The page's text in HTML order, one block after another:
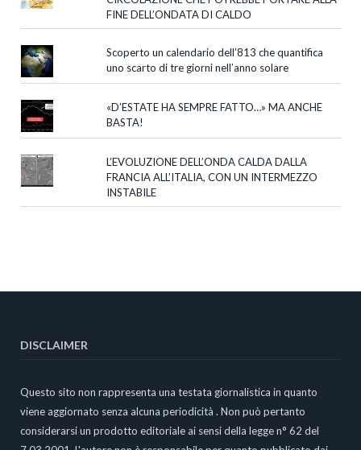
FINE DELL’ONDATA DI CALDO
Scoperto un calendario dell’813 che quantifica
uno scarto di tre giorni nell’anno solare
«D’ESTATE HA SEMPRE FATTO…» MA ANCHE
BASTA!
L’EVOLUZIONE DELL’ONDA CALDA DALLA
FRANCIA ALL’ITALIA, CON UN INTERMEZZO
INSTABILE
DISCLAIMER
Questo sito non rappresenta una testata giornalistica in quanto
viene aggiornato senza alcuna periodicità . Non può pertanto
considerarsi un prodotto editoriale ai sensi della legge n° 62 del